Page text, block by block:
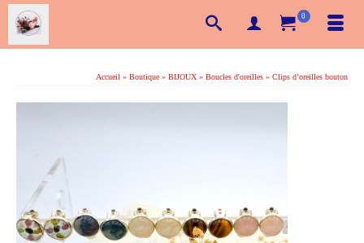
0
Accueil » Boutique » BIJOUX » Boucles d'oreilles » Clips d’oreilles bouton